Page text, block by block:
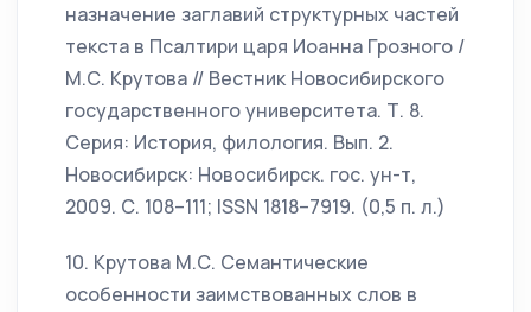
назначение заглавий структурных частей
текста в Псалтири царя Иоанна Грозного /
М.С. Крутова // Вестник Новосибирского
государственного университета. Т. 8.
Серия: История, филология. Вып. 2.
Новосибирск: Новосибирск. гос. ун-т,
2009. С. 108–111; ISSN 1818–7919. (0,5 п. л.)
10. Крутова М.С. Семантические
особенности заимствованных слов в